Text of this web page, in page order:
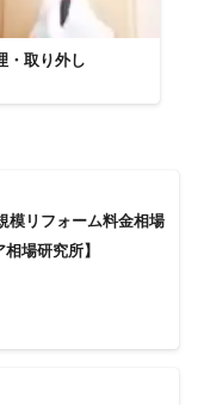
・取り外し
リフォーム料金相場
場研究所】